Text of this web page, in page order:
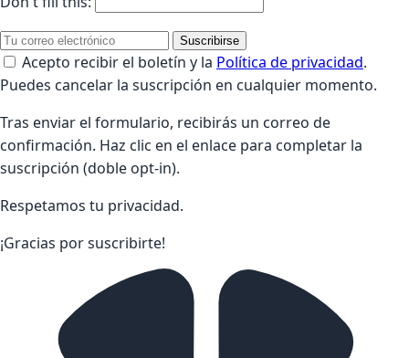
Suscribirse
Acepto recibir el boletín y la Política de privacidad.
Puedes cancelar la suscripción en cualquier momento.
Tras enviar el formulario, recibirás un correo de
confirmación. Haz clic en el enlace para completar la
suscripción (doble opt-in).
Respetamos tu privacidad.
¡Gracias por suscribirte!